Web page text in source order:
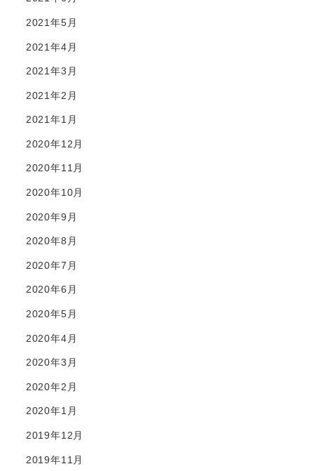
2021年5月
2021年4月
2021年3月
2021年2月
2021年1月
2020年12月
2020年11月
2020年10月
2020年9月
2020年8月
2020年7月
2020年6月
2020年5月
2020年4月
2020年3月
2020年2月
2020年1月
2019年12月
2019年11月